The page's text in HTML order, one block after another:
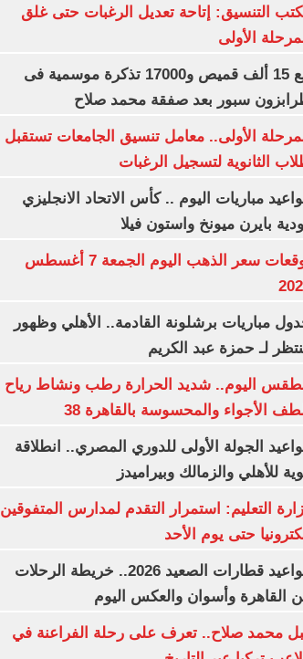
التنسيق: إتاحة تعديل الرغبات حتى غلق
الأولى
بيع 15 ألف قميص و17000 تذكرة موسمية فى
سبور بعد صفقة محمد صلاح
الأولى.. معامل تنسيق الجامعات تستقبل
الثانوية لتسجيل الرغبات
مباريات اليوم .. كأس الاتحاد الانجليزي
بايرن ميونخ واستون فيلا
توقعات سعر الذهب اليوم الجمعة 7 أغسطس
مباريات برشلونة القادمة.. الأهلي وظهور
لـ حمزة عبد الكريم
اليوم.. شديد الحرارة رطب ونشاط رياح
الأجواء والمحسوسة بالقاهرة 38
الجولة الأولى للدوري المصري.. انطلاقة
للأهلي والزمالك وبيراميدز
التعليم: استمرار التقدم لمدارس المتفوقين
حتى يوم الأحد
مواعيد قطارات الصعيد 2026.. خريطة الرحلات
القاهرة وأسوان والعكس اليوم
محمد صلاح.. تعرف على رحلة الفراعنة في